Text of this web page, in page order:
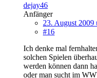
dejay46
Anfänger
23. August 2009
#16
Ich denke mal
solchen Spielen
werden können dann
oder man sucht im